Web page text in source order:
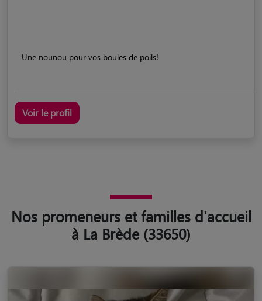
Une nounou pour vos boules de poils!
Voir le profil
Nos promeneurs et familles d'accueil
à La Brède (33650)